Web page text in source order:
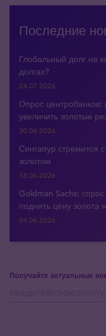
Последние
Глобальный долг на
долгах?
24.07.2026
Опрос центробанков:
увеличить золотые
30.06.2026
Сингапур стремится
золотом
18.06.2026
Goldman Sachs:
поднять цену золота
04.06.2026
Получайте актуальные